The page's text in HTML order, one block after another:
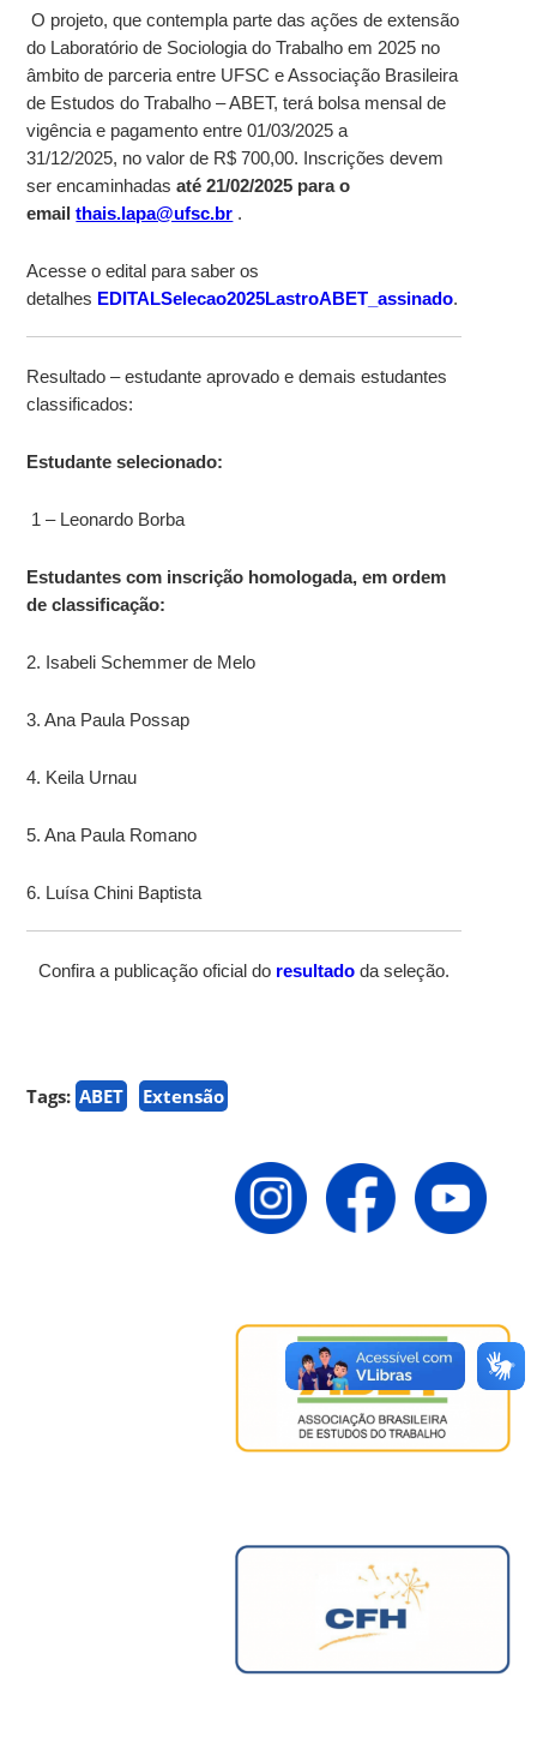
O projeto, que contempla parte das ações de extensão
do Laboratório de Sociologia do Trabalho em 2025 no
âmbito de parceria entre UFSC e Associação Brasileira
de Estudos do Trabalho – ABET, terá bolsa mensal de
vigência e pagamento entre 01/03/2025 a
31/12/2025, no valor de R$ 700,00. Inscrições devem
ser encaminhadasaté 21/02/2025 para o
emailthais.lapa@ufsc.br .
Acesse o edital para saber os
detalhes EDITALSelecao2025LastroABET_assinado.
Resultado – estudante aprovado e demais estudantes
classificados:
Estudante selecionado:
1 – Leonardo Borba
Estudantes com inscrição homologada, em ordem
de classificação:
2. Isabeli Schemmer de Melo
3. Ana Paula Possap
4. Keila Urnau
5. Ana Paula Romano
6. Luísa Chini Baptista
Confira a publicação oficial do resultado da seleção.
Tags: ABET Extensão